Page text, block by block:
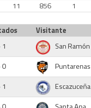
11 856 1
Visitante
San Ramón
0 Puntarenas
Escazuceña